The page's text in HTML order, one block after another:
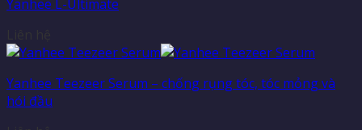
Yanhee L-Ultimate
Yanhee Teezeer Serum – chống rụng tóc, tóc mỏng và
hói đầu